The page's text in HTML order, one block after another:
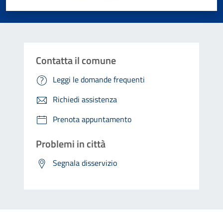
Contatta il comune
Leggi le domande frequenti
Richiedi assistenza
Prenota appuntamento
Problemi in città
Segnala disservizio